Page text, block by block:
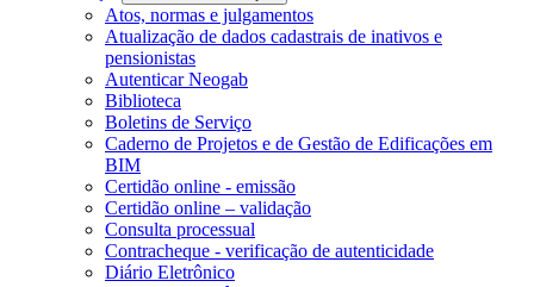
Atos, normas e julgamentos
Atualização de dados cadastrais de inativos e
pensionistas
Autenticar Neogab
Biblioteca
Boletins de Serviço
Caderno de Projetos e de Gestão de Edificações em
BIM
Certidão online - emissão
Certidão online – validação
Consulta processual
Contracheque - verificação de autenticidade
Diário Eletrônico